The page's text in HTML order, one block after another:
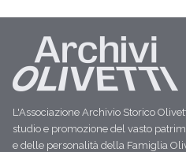
L'Associazione Archivio Storico
studio e promozione del vasto
e delle personalità della Famiglia